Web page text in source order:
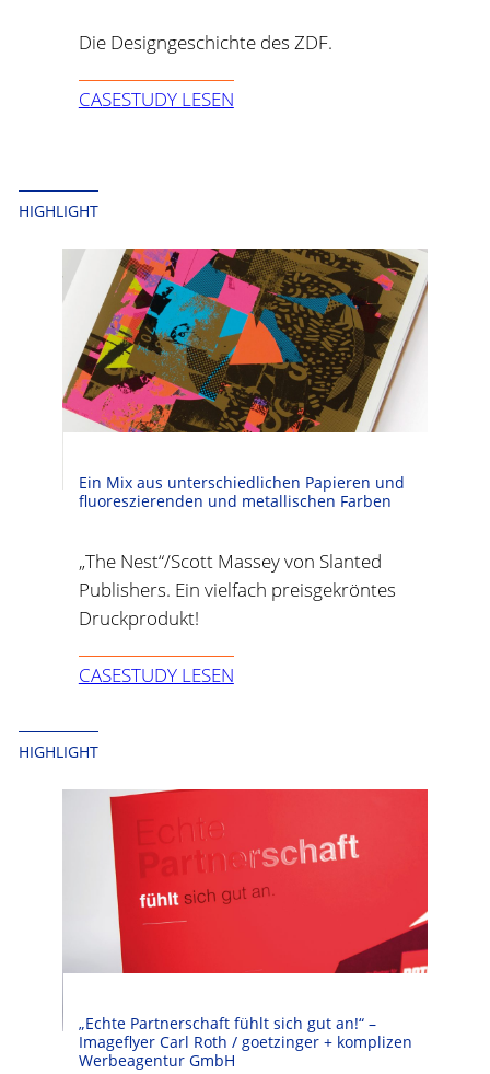
Die Designgeschichte des ZDF.
CASESTUDY LESEN
HIGHLIGHT
Ein Mix aus unterschiedlichen Papieren und
fluoreszierenden und metallischen Farben
„The Nest“/Scott Massey von Slanted
Publishers. Ein vielfach preisgekröntes
Druckprodukt!
CASESTUDY LESEN
HIGHLIGHT
„Echte Partnerschaft fühlt sich gut an!“ –
Imageflyer Carl Roth / goetzinger + komplizen
Werbeagentur GmbH